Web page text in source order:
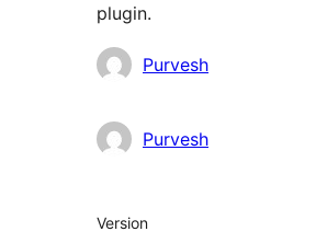
plugin.
Bidragsydere
Purvesh
Purvesh
Meta
Version